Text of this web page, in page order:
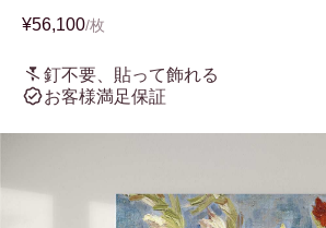
¥56,100/枚
釘不要、貼って飾れる
お客様満足保証